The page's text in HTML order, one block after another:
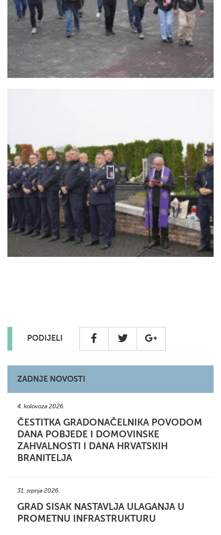
PODIJELI
ZADNJE NOVOSTI
4. kolovoza 2026.
ČESTITKA GRADONAČELNIKA POVODOM
DANA POBJEDE I DOMOVINSKE
ZAHVALNOSTI I DANA HRVATSKIH
BRANITELJA
31. srpnja 2026.
GRAD SISAK NASTAVLJA ULAGANJA U
PROMETNU INFRASTRUKTURU